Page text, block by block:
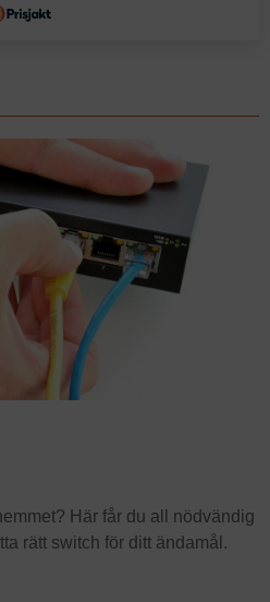
Här får du all nödvändig
rätt switch för ditt ändamål.